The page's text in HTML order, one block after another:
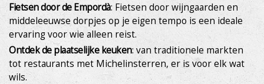
Fietsen door de Empordà: Fietsen door wijngaarden en
middeleeuwse dorpjes op je eigen tempo is een ideale
ervaring voor wie alleen reist.
Ontdek de plaatselijke keuken: van traditionele markten
tot restaurants met Michelinsterren, er is voor elk wat
wils.